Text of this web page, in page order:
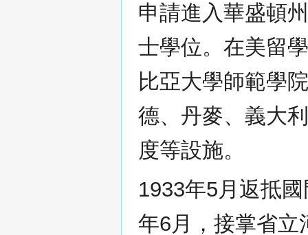
申請進入華盛頓
士學位。在美留
比亞大學師範學
德、丹麥、義大
度等設施。
1933年5月返抵
年6月，接掌省立